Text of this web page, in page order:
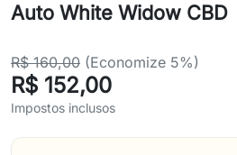
Auto White Widow CBD
R$ 160,00 (Economize 5%)
R$ 152,00
Impostos inclusos